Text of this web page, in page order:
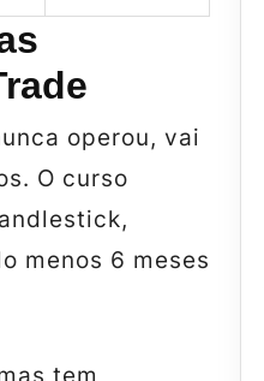
operou, vai
O curso
menos 6 meses